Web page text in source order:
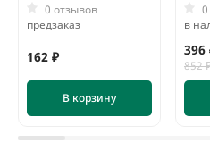
0 отзывов
предзаказ
162 ₽
В корзину
в
396
852